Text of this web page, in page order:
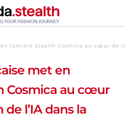
lumière Stealth Cosmica au cœur de
met en
Cosmica au cœur
l’IA dans la